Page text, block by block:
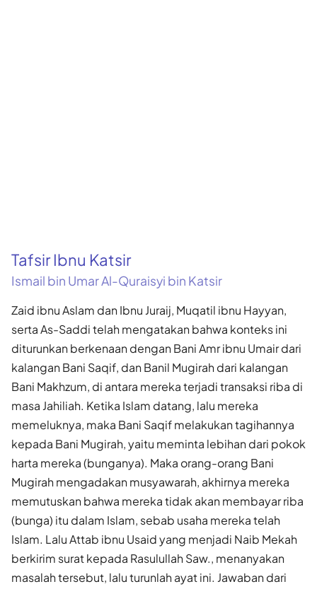
Tafsir Ibnu Katsir
Ismail bin Umar Al-Quraisyi bin Katsir
Zaid ibnu Aslam dan Ibnu Juraij, Muqatil ibnu Hayyan,
serta As-Saddi telah mengatakan bahwa konteks ini
diturunkan berkenaan dengan Bani Amr ibnu Umair dari
kalangan Bani Saqif, dan Banil Mugirah dari kalangan
Bani Makhzum, di antara mereka terjadi transaksi riba di
masa Jahiliah. Ketika Islam datang, lalu mereka
memeluknya, maka Bani Saqif melakukan tagihannya
kepada Bani Mugirah, yaitu meminta lebihan dari pokok
harta mereka (bunganya). Maka orang-orang Bani
Mugirah mengadakan musyawarah, akhirnya mereka
memutuskan bahwa mereka tidak akan membayar riba
(bunga) itu dalam Islam, sebab usaha mereka telah
Islam. Lalu Attab ibnu Usaid yang menjadi Naib Mekah
berkirim surat kepada Rasulullah Saw., menanyakan
masalah tersebut, lalu turunlah ayat ini. Jawaban dari